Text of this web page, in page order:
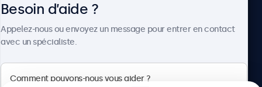
Besoin d’aide ?
Appelez-nous ou envoyez un message pour entrer en contact
avec un spécialiste.